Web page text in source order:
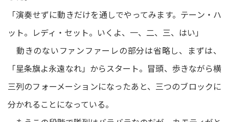
「演奏せずに動きだけを通しでやってみます。テーン・ハ
ット。レディ・セット。いくよ、一、二、三、はい」
動きのないファンファーレの部分は省略し、まずは、
「星条旗よ永遠なれ」からスタート。冒頭、歩きながら横
三列のフォーメーションになったあと、三つのブロックに
分かれることになっている。